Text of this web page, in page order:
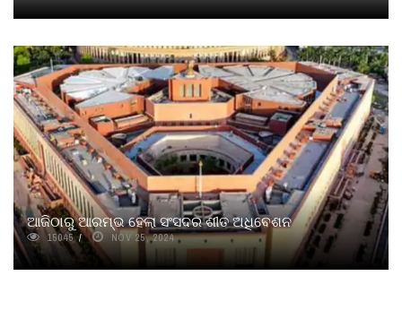
ଆଜିଠାରୁ ଆରମ୍ଭ ହେଲା ସଂସଦର ଶୀତ ଅଧିବେଶନ
15045 NOV 25, 2024